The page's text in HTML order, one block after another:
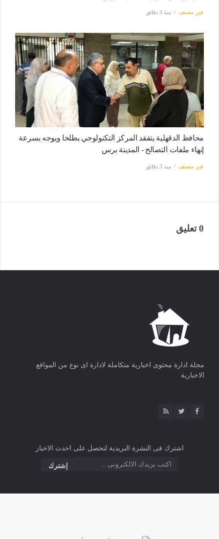
غير مصنف منذ 3 دقائق
محافظ الدقهلية يتفقد المركز التكنولوجي بطلخا ويوجه بسرعة
إنهاء ملفات التصالح - المدينة برس
غير مصنف منذ 3 دقائق
0 تعليق
مجلة ادارة محتوى اخبارية متكاملة لادارة اى نوع من المواقع
الاخبارية
اشترك فى النشرة البريدية لتحصل على احدث الاخبار